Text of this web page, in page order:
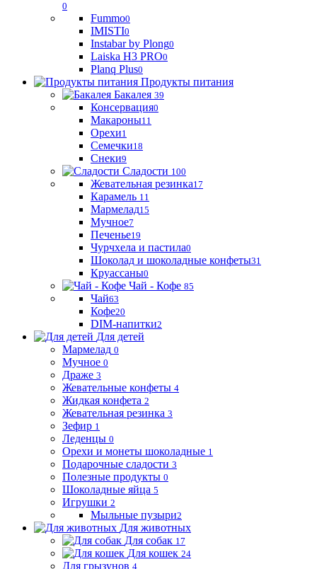
0
Fummo0
IMISTI0
Instabar by Plong0
Laiska H3 PRO0
Planq Plus0
Продукты питания
Бакалея 39
Консервация0
Макароны11
Орехи1
Семечки18
Снеки9
Сладости 100
Жевательная резинка17
Карамель 11
Мармелад15
Мучное7
Печенье19
Чурчхела и пастила0
Шоколад и шоколадные конфеты31
Круассаны0
Чай - Кофе 85
Чай63
Кофе20
DIM-напитки2
Для детей
Мармелад 0
Мучное 0
Драже 3
Жевательные конфеты 4
Жидкая конфета 2
Жевательная резинка 3
Зефир 1
Леденцы 0
Орехи и монеты шоколадные 1
Подарочные сладости 3
Полезные продукты 0
Шоколадные яйца 5
Игрушки 2
Мыльные пузыри2
Для животных
Для собак 17
Для кошек 24
Для грызунов 4